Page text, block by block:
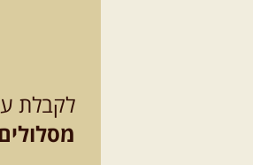
לקבלת